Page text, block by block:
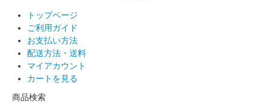
トップページ
ご利用ガイド
お支払い方法
配送方法・送料
マイアカウント
カートを見る
商品検索